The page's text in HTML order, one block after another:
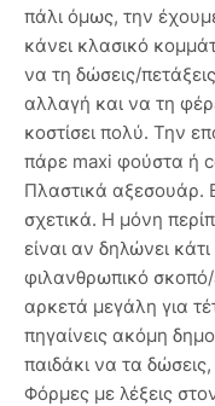
πάλι όμως, την
κάνει κλασικό
να τη δώσεις/
αλλαγή και να τη
κοστίσει πολύ. Την
πάρε maxi φούστα ή
Πλαστικά αξεσουάρ.
σχετικά. Η μόνη
είναι αν δηλώνει
φιλανθρωπικό σκοπό/
αρκετά μεγάλη για
πηγαίνεις ακόμη
παιδάκι να τα
Φόρμες με λέξεις